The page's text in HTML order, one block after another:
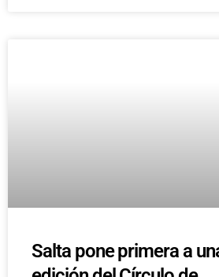
Salta pone primera a